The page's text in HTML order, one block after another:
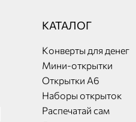
КАТАЛОГ
Конверты для денег
Мини-открытки
Открытки А6
Наборы открыток
Распечатай сам